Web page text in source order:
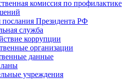
комиссия по профилактике
послания Президента РФ
служба
коррупции
организации
данные
учреждения